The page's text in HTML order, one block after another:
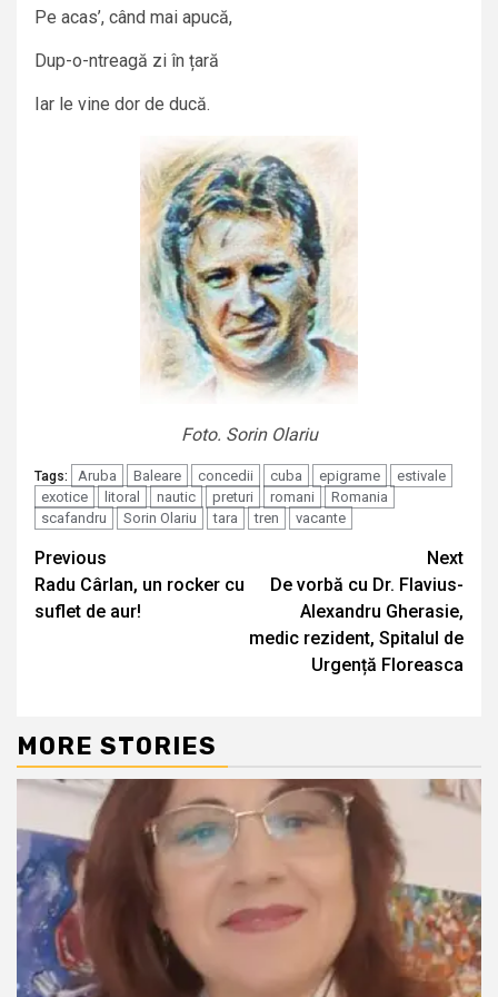
Pe acas’, când mai apucă,
Dup-o-ntreagă zi în țară
Iar le vine dor de ducă.
Foto. Sorin Olariu
Tags: Aruba Baleare concedii cuba epigrame
estivale
exotice
litoral nautic preturi romani
Romania
scafandru
Sorin Olariu tara tren vacante
Continue
Reading
Previous
Radu Cârlan, un rocker cu
suflet de aur!
Next
De vorbă cu Dr. Flavius-
Alexandru Gherasie,
medic rezident, Spitalul de
Urgență Floreasca
MORE STORIES